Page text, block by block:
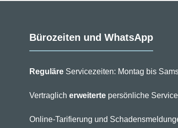
Bürozeiten und WhatsApp
ReguläreServicezeiten: Montag bis
Vertraglich erweitertepersönliche
Online-Tarifierung und